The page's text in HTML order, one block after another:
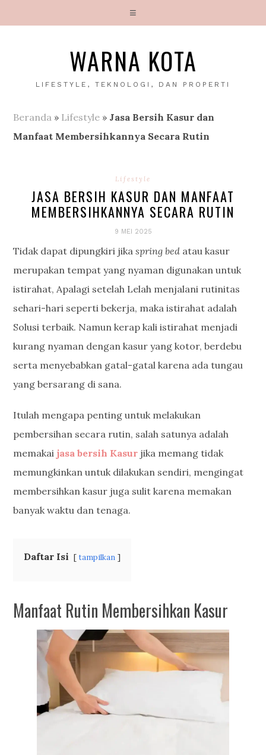
WARNA KOTA
LIFESTYLE, TEKNOLOGI, DAN PROPERTI
Beranda » Lifestyle » Jasa Bersih Kasur dan
Manfaat Membersihkannya Secara Rutin
Lifestyle
JASA BERSIH KASUR DAN MANFAAT
MEMBERSIHKANNYA SECARA RUTIN
9 MEI 2025
Tidak dapat dipungkiri jikaspring bed atau kasur
merupakan tempat yang nyaman digunakan untuk
istirahat, Apalagi setelah Lelah menjalani rutinitas
sehari-hari seperti bekerja, maka istirahat adalah
Solusi terbaik. Namun kerap kali istirahat menjadi
kurang nyaman dengan kasur yang kotor, berdebu
serta menyebabkan gatal-gatal karena ada tungau
yang bersarang di sana.
Itulah mengapa penting untuk melakukan
pembersihan secara rutin, salah satunya adalah
memakai jasa bersih Kasur jika memang tidak
memungkinkan untuk dilakukan sendiri, mengingat
membersihkan kasur juga sulit karena memakan
banyak waktu dan tenaga.
Daftar Isi tampilkan
Manfaat Rutin Membersihkan Kasur